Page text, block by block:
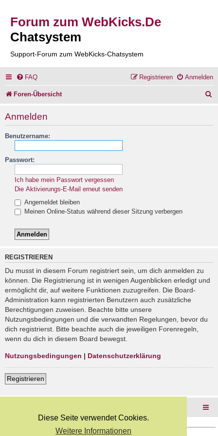
Diese Seite verwendet Cookies.
Weitere Informationen
Forum zum WebKicks.De
Chatsystem
Support-Forum zum WebKicks-Chatsystem
FAQ Anmelden
Registrieren
Foren-Übersicht
Anmelden
Benutzername:
Passwort:
Ich habe mein Passwort vergessen
Die Aktivierungs-E-Mail erneut senden
Angemeldet bleiben
Meinen Online-Status während dieser Sitzung verbergen
REGISTRIEREN
Du musst in diesem Forum registriert sein, um dich anmelden zu
können. Die Registrierung ist in wenigen Augenblicken erledigt und
ermöglicht dir, auf weitere Funktionen zuzugreifen. Die Board-
Administration kann registrierten Benutzern auch zusätzliche
Berechtigungen zuweisen. Beachte bitte unsere
Nutzungsbedingungen und die verwandten Regelungen, bevor du
dich registrierst. Bitte beachte auch die jeweiligen Forenregeln,
wenn du dich in diesem Board bewegst.
Nutzungsbedingungen | Datenschutzerklärung
Registrieren